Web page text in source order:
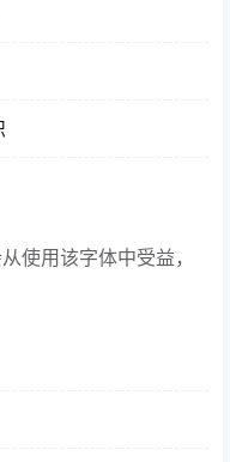
使用该字体中受益，